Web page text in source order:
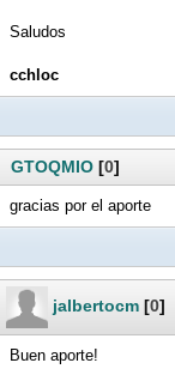
Saludos
cchloc
GTOQMIO [0]
gracias por el aporte
jalbertocm [0]
Buen aporte!